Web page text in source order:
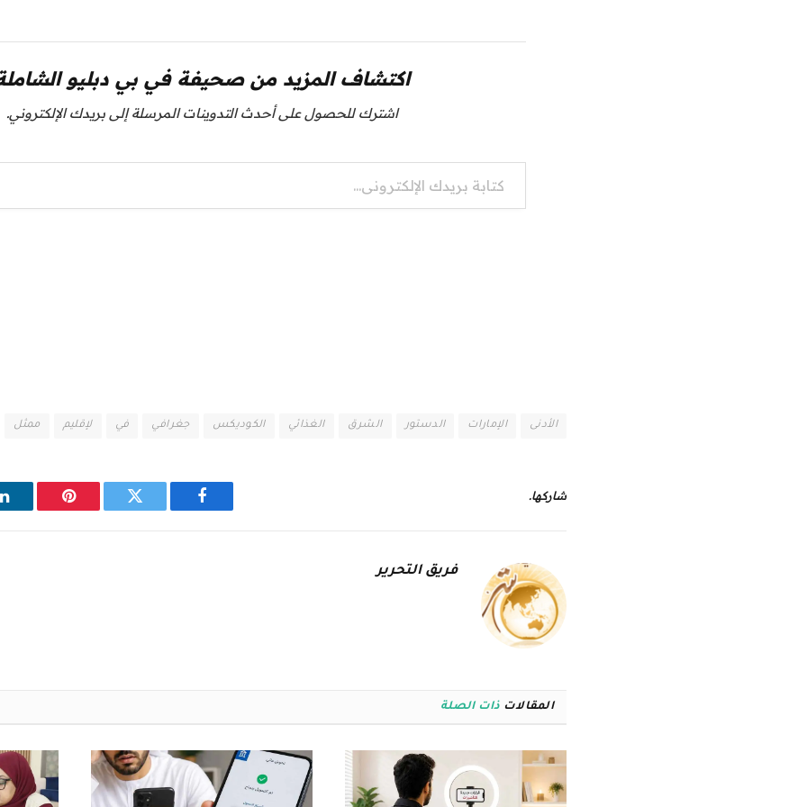
اكتشاف المزيد من صحيفة في بي دبليو
اشترك للحصول على أحدث التدوينات المرسلة إلى بريدك الإلكتروني.
كتابة بريدك الإلكتروني...
الأدنى الإمارات الدستور الشرق الغذائي الكوديكس جغرافي في لإقليم ممثل
شاركها.
فيسبوك تويتر بينتيريست
فريق التحرير
المقالات ذات الصلة